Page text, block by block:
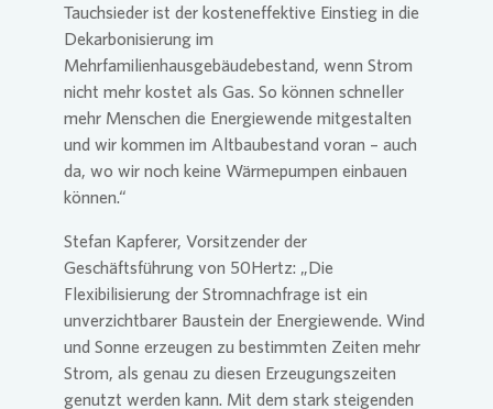
Tauchsieder ist der kosteneffektive Einstieg in die
Dekarbonisierung im
Mehrfamilienhausgebäudebestand, wenn Strom
nicht mehr kostet als Gas. So können schneller
mehr Menschen die Energiewende mitgestalten
und wir kommen im Altbaubestand voran – auch
da, wo wir noch keine Wärmepumpen einbauen
können.“
Stefan Kapferer, Vorsitzender der
Geschäftsführung von 50Hertz: „Die
Flexibilisierung der Stromnachfrage ist ein
unverzichtbarer Baustein der Energiewende. Wind
und Sonne erzeugen zu bestimmten Zeiten mehr
Strom, als genau zu diesen Erzeugungszeiten
genutzt werden kann. Mit dem stark steigenden